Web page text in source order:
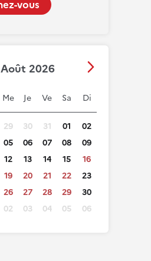
Août 2026
Me Je Ve Sa Di
29 30 31 01
02
05 06 07 08
09
12 13 14 15
16
19 20 21 22
23
26 27 28 29
30
02 03 04 05 06